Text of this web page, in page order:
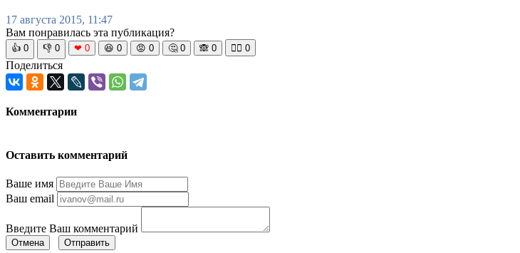
17 августа 2015, 11:47
Вам понравилась эта публикация?
👍 0 👎 0 ❤ 0 😆 0 😡 0 🤔 0 🙈 0 🧘‍♀️ 0
Поделиться
Комментарии
Оставить комментарий
Ваше имя
Ваш email
Введите Ваш комментарий
Отмена Отправить